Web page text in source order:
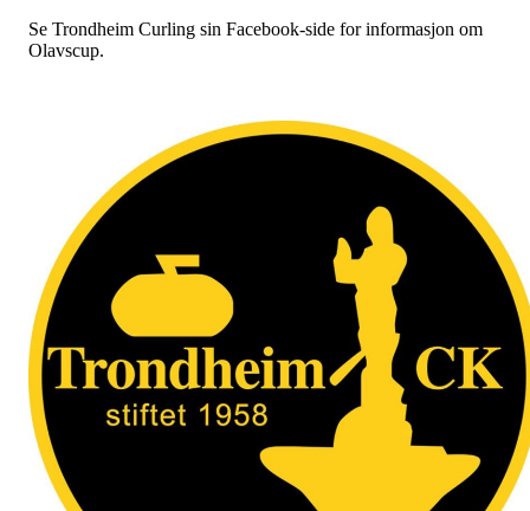
Se Trondheim Curling sin Facebook-side for informasjon om
Olavscup.